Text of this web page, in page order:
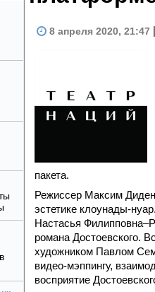
8 апреля 2020, 21:47
пакета.
Режиссер Максим
эстетике клоунады-
Настасья
романа Достоевского.
художником Павлом
видео-мэппингу,
восприятие